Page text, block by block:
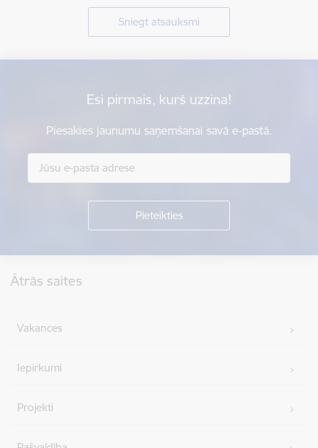
Sniegt atsauksmi
Esi pirmais, kurš uzzina!
Piesakies jaunumu saņemšanai savā e-pastā.
Ātrās saites
Vakances
Iepirkumi
Projekti